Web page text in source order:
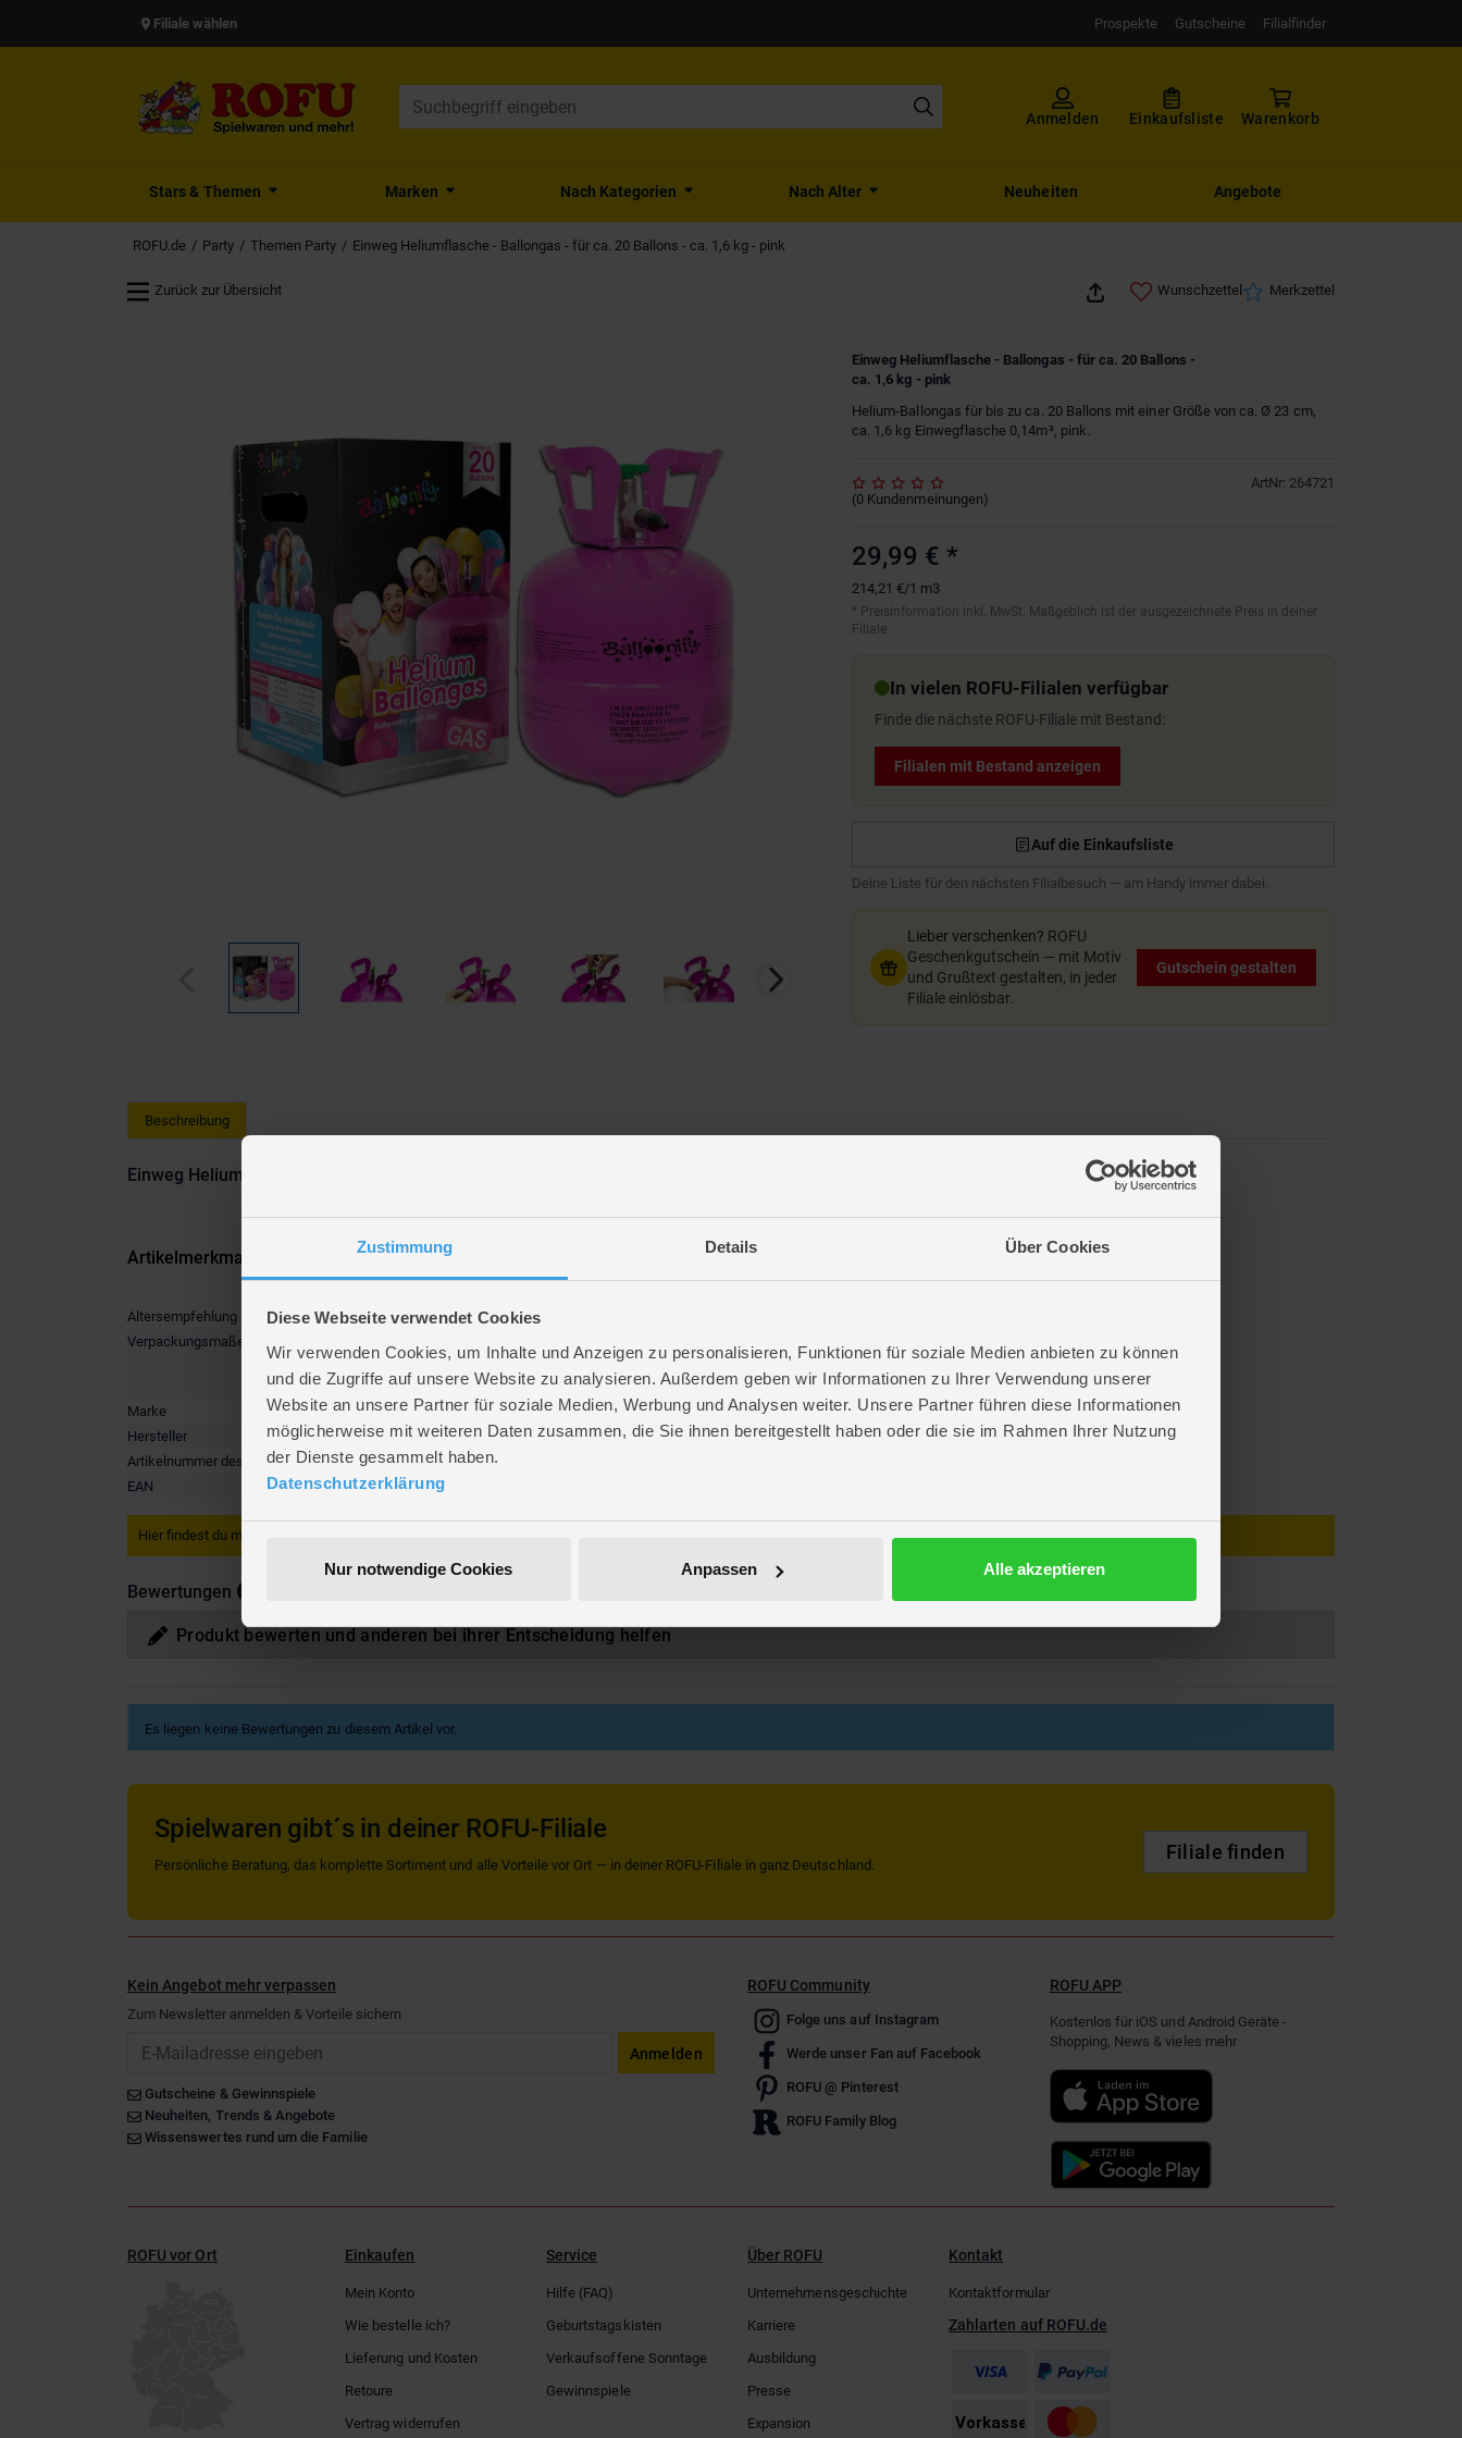
Zustimmung Details Über Cookies
Diese Webseite verwendet Cookies
Wir verwenden Cookies, um Inhalte und Anzeigen zu personalisieren, Funktionen für soziale Medien anbieten zu können
und die Zugriffe auf unsere Website zu analysieren. Außerdem geben wir Informationen zu Ihrer Verwendung unserer
Website an unsere Partner für soziale Medien, Werbung und Analysen weiter. Unsere Partner führen diese Informationen
möglicherweise mit weiteren Daten zusammen, die Sie ihnen bereitgestellt haben oder die sie im Rahmen Ihrer Nutzung
der Dienste gesammelt haben.
Datenschutzerklärung
Nur notwendige Cookies Anpassen Alle akzeptieren
Filiale wählen Prospekte Gutscheine Filialfinder
Anmelden Einkaufsliste Warenkorb
Stars & Themen Marken Nach Kategorien Nach Alter Neuheiten Angebote
ROFU.de Party Themen Party Einweg Heliumflasche - Ballongas - für ca. 20 Ballons - ca. 1,6 kg - pink
Zurück zur Übersicht Wunschzettel Merkzettel
Einweg Heliumflasche - Ballongas - für ca. 20 Ballons -
ca. 1,6 kg - pink
Helium-Ballongas für bis zu ca. 20 Ballons mit einer Größe von ca. Ø 23 cm,
ca. 1,6 kg Einwegflasche 0,14m³, pink.
ArtNr: 264721
(0 Kundenmeinungen)
29,99 € *
214,21 €/1 m3
* Preisinformation inkl. MwSt. Maßgeblich ist der ausgezeichnete Preis in deiner
Filiale.
In vielen ROFU-Filialen verfügbar
Finde die nächste ROFU-Filiale mit Bestand:
Filialen mit Bestand anzeigen
Auf die Einkaufsliste
Deine Liste für den nächsten Filialbesuch — am Handy immer dabei.
Lieber verschenken? ROFU
Geschenkgutschein — mit Motiv
und Grußtext gestalten, in jeder
Filiale einlösbar.
Gutschein gestalten
Beschreibung
Einweg Heliumflasche - Ballongas - für ca. 20 Ballons - ca. 1,6 kg - pink
Artikelmerkmale
Altersempfehlung
ab 14 Jahre
Verpackungsmaße
Breite ca. 20,5 cm
Höhe ca. 20 cm
Marke
Balloonify
Hersteller
trendselect
Artikelnummer des Herstellers
00001
EAN
4062883000016
Hier findest du mehr
Bewertungen
Produkt bewerten und anderen bei ihrer Entscheidung helfen
Es liegen keine Bewertungen zu diesem Artikel vor.
Spielwaren gibt´s in deiner ROFU-Filiale
Persönliche Beratung, das komplette Sortiment und alle Vorteile vor Ort — in deiner ROFU-Filiale in ganz Deutschland.
Filiale finden
Kein Angebot mehr verpassen
Zum Newsletter anmelden & Vorteile sichern
Anmelden
Gutscheine & Gewinnspiele
Neuheiten, Trends & Angebote
Wissenswertes rund um die Familie
ROFU Community
Folge uns auf Instagram
Werde unser Fan auf Facebook
ROFU @ Pinterest
ROFU Family Blog
ROFU APP
Kostenlos für iOS und Android Geräte -
Shopping, News & vieles mehr
ROFU vor Ort Einkaufen
Mein Konto
Wie bestelle ich?
Lieferung und Kosten
Retoure
Vertrag widerrufen
Service
Hilfe (FAQ)
Geburtstagskisten
Verkaufsoffene Sonntage
Gewinnspiele
Über ROFU
Unternehmensgeschichte
Karriere
Ausbildung
Presse
Expansion
Kontakt
Kontaktformular
Zahlarten auf ROFU.de